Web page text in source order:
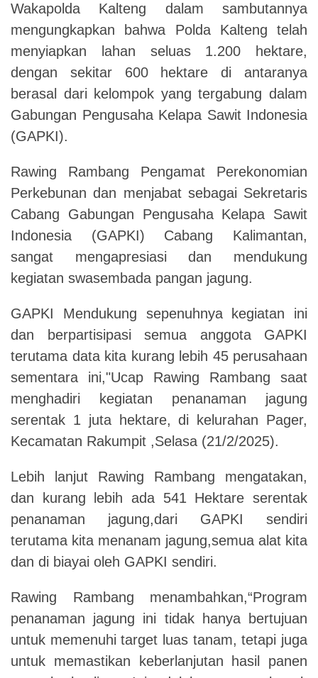
Wakapolda Kalteng dalam sambutannya
mengungkapkan bahwa Polda Kalteng telah
menyiapkan lahan seluas 1.200 hektare,
dengan sekitar 600 hektare di antaranya
berasal dari kelompok yang tergabung dalam
Gabungan Pengusaha Kelapa Sawit Indonesia
(GAPKI).
Rawing Rambang Pengamat Perekonomian
Perkebunan dan menjabat sebagai Sekretaris
Cabang Gabungan Pengusaha Kelapa Sawit
Indonesia (GAPKI) Cabang Kalimantan,
sangat mengapresiasi dan mendukung
kegiatan swasembada pangan jagung.
GAPKI Mendukung sepenuhnya kegiatan ini
dan berpartisipasi semua anggota GAPKI
terutama data kita kurang lebih 45 perusahaan
sementara ini,"Ucap Rawing Rambang saat
menghadiri kegiatan penanaman jagung
serentak 1 juta hektare, di kelurahan Pager,
Kecamatan Rakumpit ,Selasa (21/2/2025).
Lebih lanjut Rawing Rambang mengatakan,
dan kurang lebih ada 541 Hektare serentak
penanaman jagung,dari GAPKI sendiri
terutama kita menanam jagung,semua alat kita
dan di biayai oleh GAPKI sendiri.
Rawing Rambang menambahkan,“Program
penanaman jagung ini tidak hanya bertujuan
untuk memenuhi target luas tanam, tetapi juga
untuk memastikan keberlanjutan hasil panen